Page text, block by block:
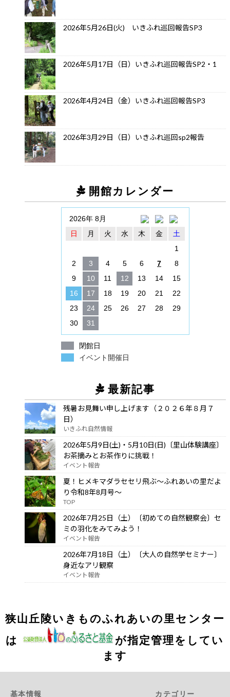
2026年5月26日(火) いきふれ巡回報告SP3
2026年5月17日（日）いきふれ巡回報告SP2・1
2026年4月24日（金）いきふれ巡回報告SP3
2026年3月29日（日）いきふれ巡回sp2報告
開館カレンダー
2026年 8月
日
月 火 水 木 金
土
1
2
3 4 5 6 7
8
9
10 11 12 13 14
15
16
17 18 19 20 21
22
23
24 25 26 27 28
29
30
31
閉館日
イベント開催日
最新記事
残暑お見舞い申し上げます（２０２６年８月７
日）
いきふれ自然情報
2026年5月9日(土)・5月10日(日)〔里山体験講座〕
お茶摘みとお茶作りに挑戦！
イベント報告
夏！ヒメキマダラセセリ飛ぶ～ふれあいの里だよ
り令和8年8月号～
TOP
2026年7月25日（土）〔初めての自然観察会〕セ
ミの羽化をみてみよう！
イベント報告
2026年7月18日（土）〔大人の自然学セミナー〕
身近なアリ観察
イベント報告
狭山丘陵いきものふれあいの里センター
は
が指定管理をしてい
ます
基本情報 カテゴリー